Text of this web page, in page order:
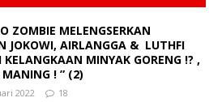
ZOMBIE MELENGSERKAN
JOKOWI, AIRLANGGA & LUTHFI
KELANGKAAN MINYAK GORENG !? ,
MANING ! ” (2)
2022 18